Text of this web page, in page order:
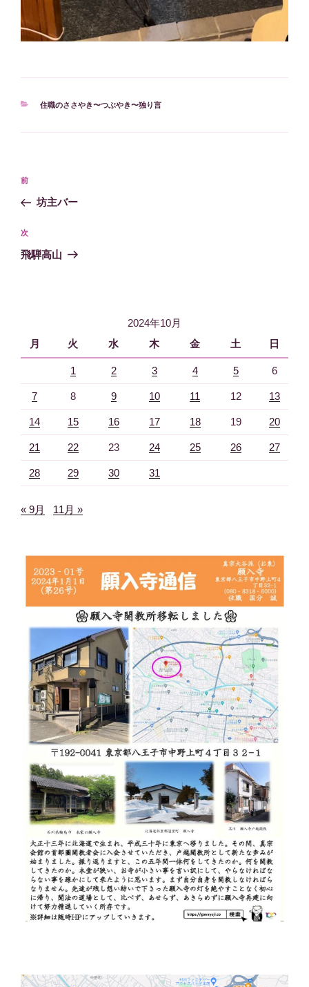
カ
住職のささやき〜つぶやき〜独り言
投
ナ
ビ
ゲ
過
去
投
稿
前
坊主バー
次
の
次
飛騨高山
2024年10月
月
火 水 木 金 土 日
1 2 3 4 5 6
7 8 9 10 11 12 13
14 15 16 17 18 19 20
21 22 23 24 25 26 27
28 29 30 31
« 9月 11月 »